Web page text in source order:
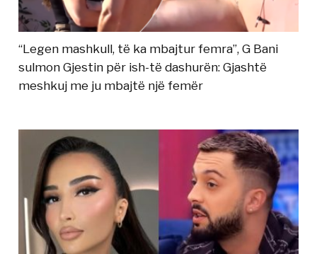
“Legen mashkull, të ka mbajtur femra”, G Bani
sulmon Gjestin për ish-të dashurën: Gjashtë
meshkuj me ju mbajtë një femër